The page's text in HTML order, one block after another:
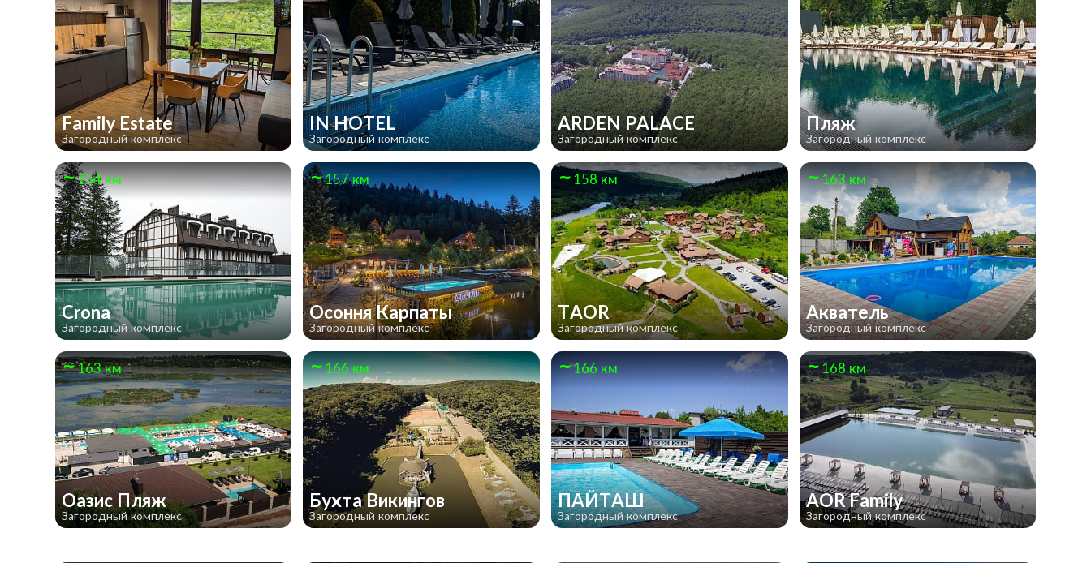
Family Estate
Загородный комплекс
IN HOTEL
Загородный комплекс
ARDEN PALACE
Загородный комплекс
Пляж
Загородный комплекс
154 км
Crona
Загородный комплекс
157 км
Осоння Карпаты
Загородный комплекс
158 км
TAOR
Загородный комплекс
163 км
Акватель
Загородный комплекс
163 км
Оазис Пляж
Загородный комплекс
166 км
Бухта Викингов
Загородный комплекс
166 км
ПАЙТАШ
Загородный комплекс
168 км
AOR Family
Загородный комплекс